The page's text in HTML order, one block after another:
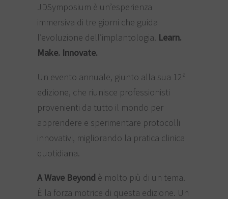
JDSymposium è un’esperienza
immersiva di tre giorni che guida
l’evoluzione dell’implantologia. Learn.
Make. Innovate.
Un evento annuale, giunto alla sua 12ª
edizione, che riunisce professionisti
provenienti da tutto il mondo per
apprendere e sperimentare protocolli
innovativi, migliorando la pratica clinica
quotidiana.
A Wave Beyond è molto più di un tema.
È la forza motrice di questa edizione. Un